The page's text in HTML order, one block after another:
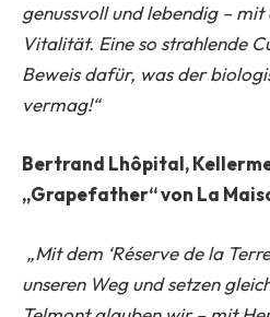
genussvoll und lebendig –
Vitalität. Eine so strahlende
Beweis dafür, was der
vermag!“
Bertrand Lhôpital,
„Grapefather“ von La
„Mit dem ‘Réserve de la
unseren Weg und setzen